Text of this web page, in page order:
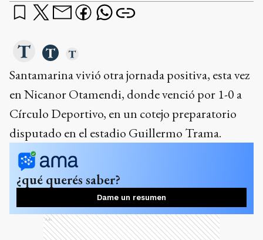
Santamarina vivió otra jornada positiva, esta vez
en Nicanor Otamendi, donde venció por 1-0 a
Círculo Deportivo, en un cotejo preparatorio
disputado en el estadio Guillermo Trama.
¿qué querés saber?
Dame un resumen
Ads